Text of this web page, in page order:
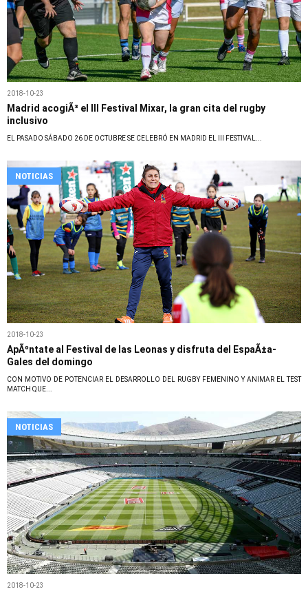
2018-10-23
Madrid acogiÃ³ el III Festival Mixar, la gran cita del rugby
inclusivo
EL PASADO SÁBADO 26 DE OCTUBRE SE CELEBRÓ EN MADRID EL III FESTIVAL...
NOTICIAS
2018-10-23
ApÃºntate al Festival de las Leonas y disfruta del EspaÃ±a-
Gales del domingo
CON MOTIVO DE POTENCIAR EL DESARROLLO DEL RUGBY FEMENINO Y ANIMAR EL TEST
MATCH QUE...
NOTICIAS
2018-10-23